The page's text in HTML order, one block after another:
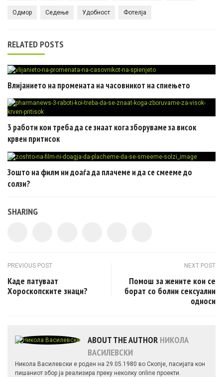
Одмор Седење Удобност Фотелја
RELATED POSTS
Влијанието на промената на часовникот на спиењето
3 работи кои треба да се знаат кога зборуваме за висок
крвен притисок
Зошто на филм ни доаѓа да плачеме и да се смееме до
солзи?
SHARING
Post navigation
PREVIOUS POST
Каде патуваат
Хороскопските знаци?
NEXT POST
Помош за жените кои се
борат со болни сексуални
односи
ABOUT THE AUTHOR НИКОЛА
ВАСИЛЕВСКИ
Никола Василевски е роден на 29.05.1980 во Скопје, пасијата кон
пишаниот збор ја реализира преку неколку online проекти.